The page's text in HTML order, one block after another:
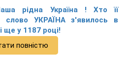
рідна Україна ! Хто її
УКРАЇНА з'явилось в
ще у 1187 році!
повністю